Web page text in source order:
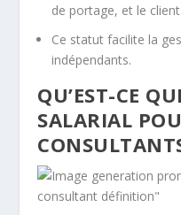
de portage, et le client.
Ce statut facilite la
indépendants.
QU’EST-CE
SALARIAL